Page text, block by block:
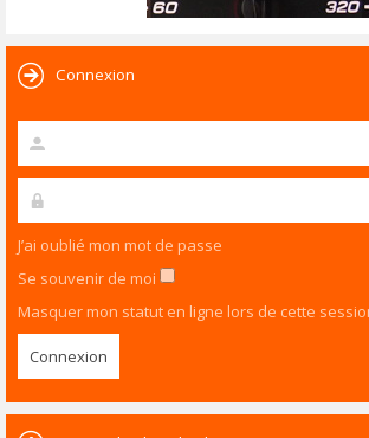
Connexion
J’ai oublié mon mot de passe
Se souvenir de moi
Masquer mon statut en ligne lors de cette